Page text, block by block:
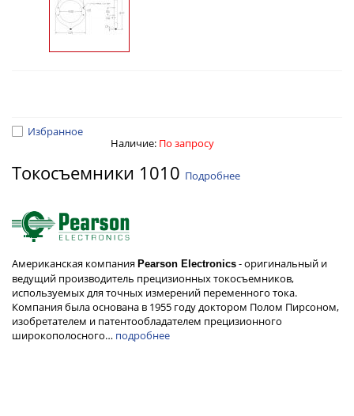
Избранное
Наличие: По запросу
Токосъемники 1010 Подробнее
Американская компания Pearson Electronics - оригинальный и
ведущий производитель прецизионных токосъемников,
используемых для точных измерений переменного тока.
Компания была основана в 1955 году доктором Полом Пирсоном,
изобретателем и патентообладателем прецизионного
широкополосного… подробнее